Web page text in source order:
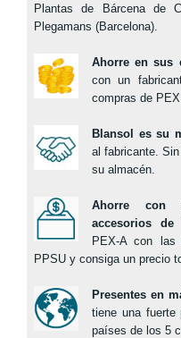
Plantas de Bárcena de
Plegamans (Barcelona).
Ahorre en sus
con un
compras de
Blansol es su
al fabricante.
su almacén.
Ahorre con
accesorios de
PEX-A con las
PPSU y consiga un precio
Presentes en
tiene una fuerte
países de los 5